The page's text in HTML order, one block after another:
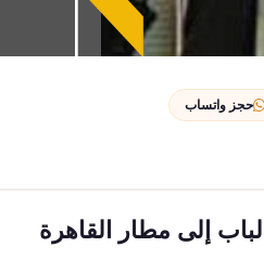
حجز واتساب
إلى مطار القاهرة